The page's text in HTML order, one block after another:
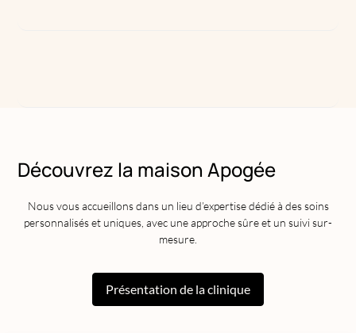
Découvrez la maison Apogée
Nous vous accueillons dans un lieu d’expertise dédié à des soins
personnalisés et uniques, avec une approche sûre et un suivi sur-
mesure.
Présentation de la clinique